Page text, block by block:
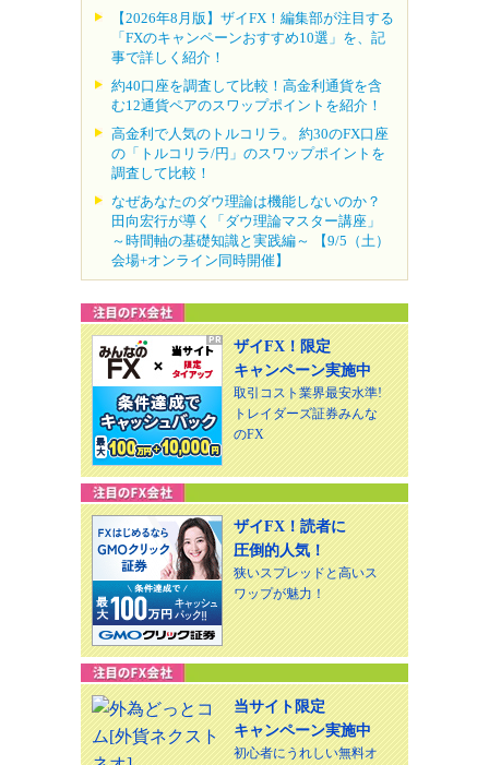
【2026年8月版】ザイFX！編集部が注目する
「FXのキャンペーンおすすめ10選」を、記
事で詳しく紹介！
約40口座を調査して比較！高金利通貨を含
む12通貨ペアのスワップポイントを紹介！
高金利で人気のトルコリラ。 約30のFX口座
の「トルコリラ/円」のスワップポイントを
調査して比較！
なぜあなたのダウ理論は機能しないのか？
田向宏行が導く「ダウ理論マスター講座」
～時間軸の基礎知識と実践編～ 【9/5（土）
会場+オンライン同時開催】
ザイFX！限定
キャンペーン実施中
取引コスト業界最安水準!
トレイダーズ証券みんな
のFX
ザイFX！読者に
圧倒的人気！
狭いスプレッドと高いス
ワップが魅力！
当サイト限定
キャンペーン実施中
初心者にうれしい無料オ